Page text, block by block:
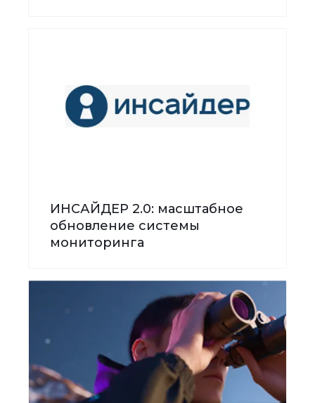
ИНСАЙДЕР 2.0: масштабное
обновление системы
мониторинга